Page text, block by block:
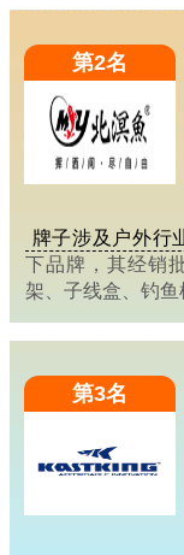
第2名
牌子涉及户外行
下品牌，其经销
架、子线盒、钓
第3名